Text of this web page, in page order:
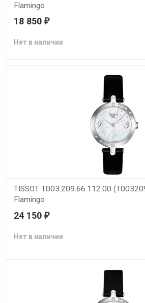
Flamingo
18 850 ₽
Нет в наличии
TISSOT T003.209.66.112.00
Flamingo
24 150 ₽
Нет в наличии